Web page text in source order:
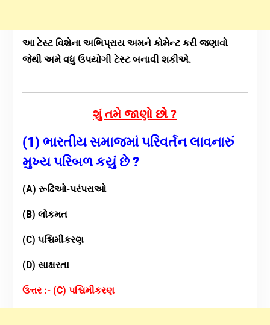
આ ટેસ્ટ વિશેના અભિપ્રાય અમને કોમેન્ટ કરી જણાવો
જેથી અમે વધુ ઉપયોગી ટેસ્ટ બનાવી શકીએ.
શું તમે જાણો છો ?
(1) ભારતીય સમાજમાં પરિવર્તન લાવનારું
મુખ્ય પરિબળ કયું છે ?
(A) રૂઢિઓ-પરંપરાઓ
(B) લોકમત
(C) પશ્ચિમીકરણ
(D) સાક્ષરતા
ઉત્તર :- (C) પશ્ચિમીકરણ